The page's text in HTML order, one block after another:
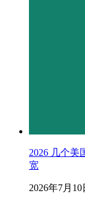
2026 几个美
宽
2026年7月10